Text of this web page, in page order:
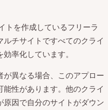
トを作成しているフリーラ
チサイトですべてのクライ
率化しています。
が異なる場合、このアプロー
性があります。他のクライ
因で自分のサイトがダウン